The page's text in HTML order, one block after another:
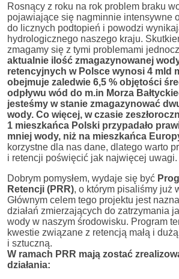
Rosnący z roku na rok problem braku
pojawiające się nagminnie intensywne
do licznych podtopień i powodzi
hydrologicznego naszego kraju.
zmagamy się z tymi problemami
aktualnie ilość zmagazynowanej
retencyjnych w Polsce wynosi 4 mld
obejmuje zaledwie 6,5 % objętości
odpływu wód do m.in Morza
jesteśmy w stanie zmagazynować
wody. Co więcej, w czasie
1 mieszkańca Polski przypadało
mniej wody, niż na mieszkańca
korzystne dla nas dane, dlatego warto
i retencji poświęcić jak najwięcej uwagi.
Dobrym pomysłem, wydaje się być
Retencji (PRR), o którym pisaliśmy już
Głównym celem tego projektu jest
działań zmierzających do zatrzymania
wody w naszym środowisku. Program
kwestie związane z retencją małą i
i sztuczną.
W ramach PRR mają zostać
działania: